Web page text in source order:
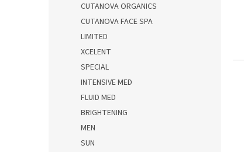
CUTANOVA ORGANICS
CUTANOVA FACE SPA
LIMITED
XCELENT
SPECIAL
INTENSIVE MED
FLUID MED
BRIGHTENING
MEN
SUN